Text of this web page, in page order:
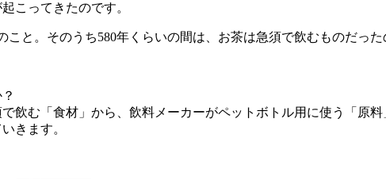
こってきたのです。
こと。そのうち580年くらいの間は、お茶は急須で飲むものだっ
飲む「食材」から、飲料メーカーがペットボトル用に使う「原
きます。